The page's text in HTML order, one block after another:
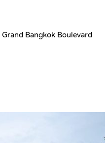
Grand Bangkok Boulevard